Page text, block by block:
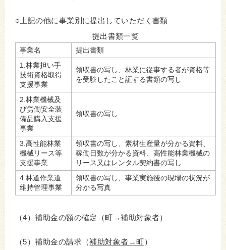
○上記の他に事業別に提出していただく書類
提出書類一覧
事業名
提出書類
1.林業担い手
技術資格取得
支援事業
領収書の写し、林業に従事する者が資格等
を受験したこと証する書類の写し
2.林業機械及
び労働安全装
備品購入支援
事業
領収書の写し
3.高性能林業
機械リース等
支援事業
領収書の写し、素材生産量が分かる資料、
稼働日数が分かる資料、高性能林業機械の
リース又はレンタル契約書の写し
4.林道作業道
維持管理事業
領収書の写し、事業実施後の現場の状況が
分かる写真
（4）補助金の額の確定（町→補助対象者）
（5）補助金の請求（補助対象者→町）